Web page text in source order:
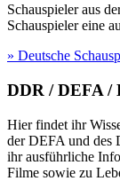
Schauspieler aus
Schauspieler eine
» Deutsche
DDR / DEFA /
Hier findet ihr
der DEFA und des
ihr ausführliche
Filme sowie zu